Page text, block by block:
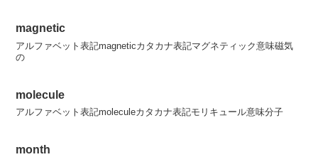
magnetic
アルファベット表記magneticカタカナ表記マグネティック意味磁気
の
molecule
アルファベット表記moleculeカタカナ表記モリキュール意味分子
month